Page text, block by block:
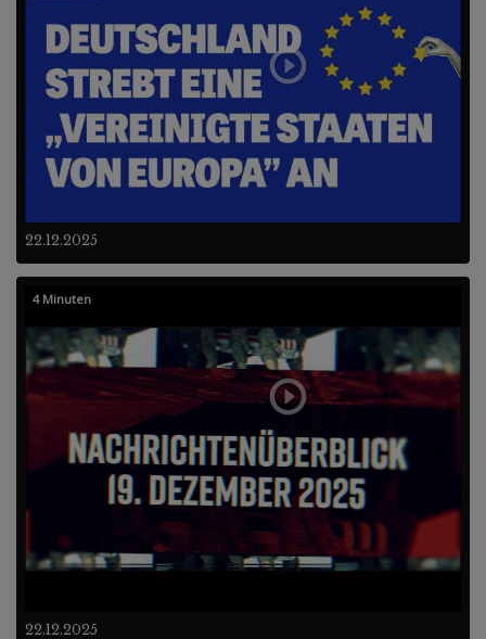
22.12.2025
22.12.2025
4 Minuten